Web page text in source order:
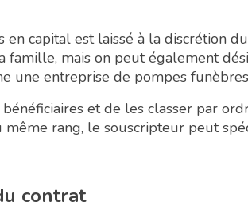
en capital est laissé à la discrétion du
famille, mais on peut également
une entreprise de pompes
et de les classer par
rang, le souscripteur peut
contrat